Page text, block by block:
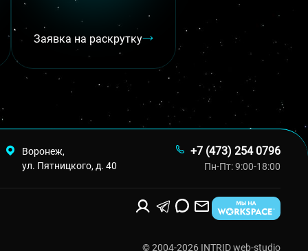
Заявка на раскрутку
Воронеж,
ул. Пятницкого, д. 40
+7 (473) 254 0796
Пн-Пт: 9:00-18:00
© 2004-2026 INTRID web-studio